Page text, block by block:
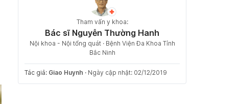
Tham vấn y khoa:
Bác sĩ Nguyễn Thường Hanh
Nội khoa - Nội tổng quát · Bệnh Viện Đa Khoa Tỉnh
Bắc Ninh
Tác giả: Giao Huynh · Ngày cập nhật: 02/12/2019